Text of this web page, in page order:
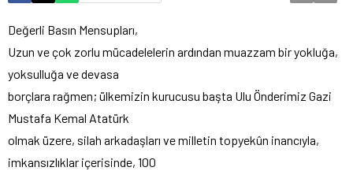
Değerli Basın Mensupları,
Uzun ve çok zorlu mücadelelerin ardından muazzam bir yokluğa,
yoksulluğa ve devasa
borçlara rağmen; ülkemizin kurucusu başta Ulu Önderimiz Gazi
Mustafa Kemal Atatürk
olmak üzere, silah arkadaşları ve milletin topyekûn inancıyla,
imkansızlıklar içerisinde, 100